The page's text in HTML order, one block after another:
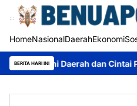
HomeNasionalDaerahEkonomi
BERITA HARI INI
dan Cintai Produk Lokal